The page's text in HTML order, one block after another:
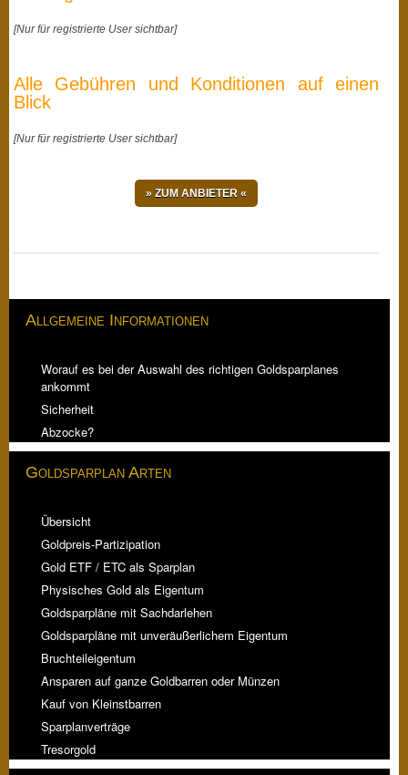
[Nur für registrierte User sichtbar]
Alle Gebühren und Konditionen auf einen
Blick
[Nur für registrierte User sichtbar]
» ZUM ANBIETER «
Allgemeine Informationen
Worauf es bei der Auswahl des richtigen Goldsparplanes
ankommt
Sicherheit
Abzocke?
Goldsparplan Arten
Übersicht
Goldpreis-Partizipation
Gold ETF / ETC als Sparplan
Physisches Gold als Eigentum
Goldsparpläne mit Sachdarlehen
Goldsparpläne mit unveräußerlichem Eigentum
Bruchteileigentum
Ansparen auf ganze Goldbarren oder Münzen
Kauf von Kleinstbarren
Sparplanverträge
Tresorgold